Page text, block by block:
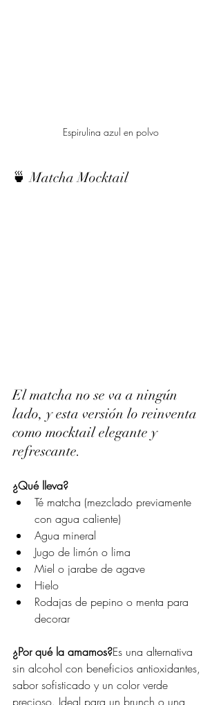
Espirulina azul en polvo
🍵 Matcha Mocktail
El matcha no se va a ningún
lado, y esta versión lo reinventa
como mocktail elegante y
refrescante.
¿Qué lleva?
Té matcha (mezclado previamente
con agua caliente)
Agua mineral
Jugo de limón o lima
Miel o jarabe de agave
Hielo
Rodajas de pepino o menta para
decorar
¿Por qué la amamos?Es una alternativa
sin alcohol con beneficios antioxidantes,
sabor sofisticado y un color verde
precioso. Ideal para un brunch o una